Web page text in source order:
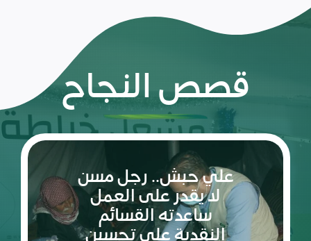
قصص النجاح
ريم:
شعلة
والإصرار
في عالم
مليء
بالتحديات
سبتمبر 10, 2023